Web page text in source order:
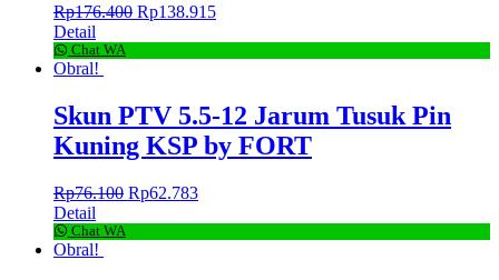
Rp176.400 Rp138.915
Detail
Chat WA
Obral!
Skun PTV 5.5-12 Jarum Tusuk Pin
Kuning KSP by FORT
Rp76.100 Rp62.783
Detail
Chat WA
Obral!